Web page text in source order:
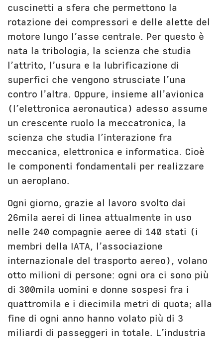
cuscinetti a sfera che permettono la
rotazione dei compressori e delle alette del
motore lungo l’asse centrale. Per questo è
nata la tribologia, la scienza che studia
l’attrito, l’usura e la lubrificazione di
superfici che vengono strusciate l’una
contro l’altra. Oppure, insieme all’avionica
(l’elettronica aeronautica) adesso assume
un crescente ruolo la meccatronica, la
scienza che studia l’interazione fra
meccanica, elettronica e informatica. Cioè
le componenti fondamentali per realizzare
un aeroplano.
Ogni giorno, grazie al lavoro svolto dai
26mila aerei di linea attualmente in uso
nelle 240 compagnie aeree di 140 stati (i
membri della IATA, l’associazione
internazionale del trasporto aereo), volano
otto milioni di persone: ogni ora ci sono più
di 300mila uomini e donne sospesi fra i
quattromila e i diecimila metri di quota; alla
fine di ogni anno hanno volato più di 3
miliardi di passeggeri in totale. L’industria